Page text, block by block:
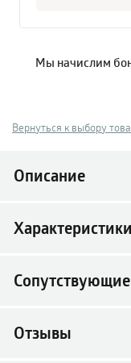
Мы начислим
Вернуться к выбору
Описание
Характеристики
Отзывы